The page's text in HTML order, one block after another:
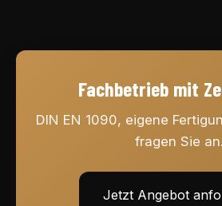
Fachbetrieb mit
DIN EN 1090, eigene
fragen Sie an.
Jetzt Angebot